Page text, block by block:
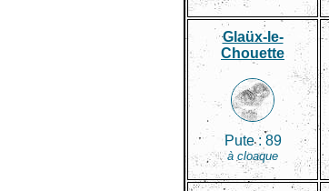
Glaüx-le-
Chouette
Pute : 89
à cloaque